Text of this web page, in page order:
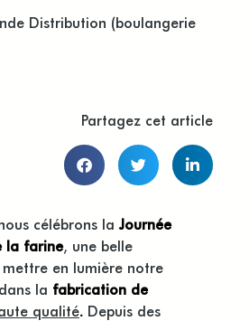
Distribution (boulangerie
Partagez cet article
célébrons laJournée
la farine, une belle
en lumière notre
la fabrication de
qualité. Depuis des